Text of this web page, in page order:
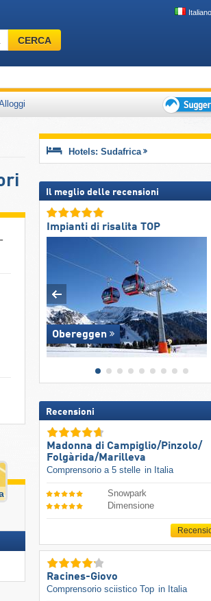
Italiano
Comprensorio
sciistico,
chiave
…
CERCA
per
Hotels: Sudafrica
Il meglio delle recensioni
Impianti di risalita TOP
Obereggen
Recensioni
Madonna di Campiglio/​Pinzolo/​
Folgàrida/​Marilleva
Comprensorio a 5 stelle in Italia
Snowpark
Dimensione
Racines-Giovo
Comprensorio sciistico Top in Italia